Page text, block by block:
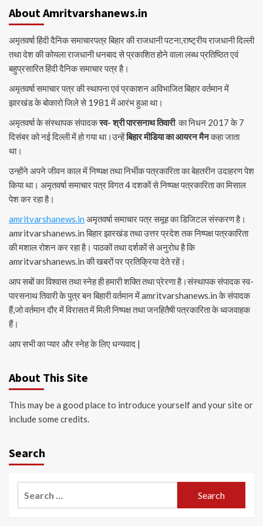
About Amritvarshanews.in
अमृतवर्षा हिंदी दैनिक समाचारपत्र बिहार की राजधानी पटना,राष्ट्रीय राजधानी दिल्ली
तथा देश की कोयला राजधानी धनबाद से प्रकाशित होने वाला लब्ध प्रतिष्ठित एवं
बहुप्रसारित हिंदी दैनिक समाचार पत्र है।
अमृतवर्षा समाचार पत्र की स्थापना एवं प्रकाशन अविभाजित बिहार वर्तमान में
झारखंड के बोकारो जिले से 1981 में आरंभ हुआ था।
अमृतवर्षा के संस्थापक संपादकस्व- श्री पारसनाथ तिवारीका निधन 2017 के 7
दिसंबर को नई दिल्ली में हो गया था।उन्हेंबिहार मीडिया का आयरन मैनकहा जाता
था।
उन्होंने अपने जीवन काल में निष्पक्ष तथा निर्भीक पत्रकारिता का बेहतरीन उदाहरण पेश
किया था। अमृतवर्षा समाचार पत्र विगत 4 दशकों से निष्पक्ष पत्रकारिता का मिसाल
पेश कर रहा है।
amritvarshanews.in अमृतवर्षा समाचार पत्र समूह का डिजिटल संस्करण है।
amritvarshanews.in बिहार झारखंड तथा उत्तर प्रदेश तक निष्पक्ष पत्रकारिता
की मशाल रोशन कर रहा है। पाठकों तथा दर्शकों से अनुरोध है कि
amritvarshanews.in की खबरों पर प्रतिक्रिया देते रहें।
आप सबों का विश्वास तथा स्नेह ही हमारी शक्ति तथा प्रेरणा है।संस्थापक संपादक स्व-
पारसनाथ तिवारी के पुत्र बन बिहारी वर्तमान में amritvarshanews.in के संपादक
हैं,जो वर्तमान दौर में विरासत में मिली निष्पक्ष तथा जनहितैषी पत्रकारिता के ध्वजवाहक
हैं।
आप सभी का प्यार और स्नेह के लिए धन्यवाद |
About This Site
This may be a good place to introduce yourself and your site or
include some credits.
Search